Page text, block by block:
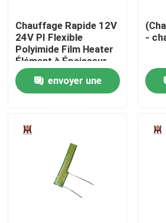
Produits
Vidéos
Visite d'usine
Contrôle de qualité
Chauffage Rapide 12V
24V PI Flexible
Polyimide Film Heater
Élément à Épaisseur
Fine
envoyer une
-